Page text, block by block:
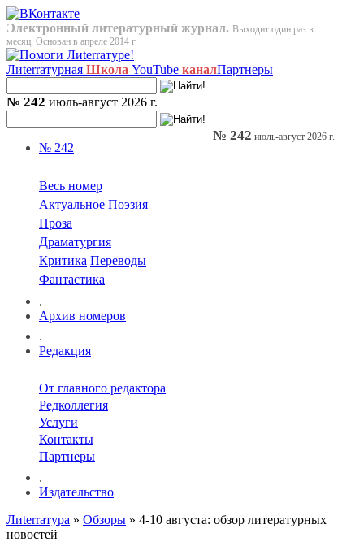
Электронный литературный журнал. Выходит один раз в
месяц. Основан в апреле 2014 г.
Лиterraтурная Школа YouTube каналПартнеры
№ 242 июль-август 2026 г.
№ 242
Весь номер
Актуальное Поэзия
Проза
Драматургия
Критика Переводы
Фантастика
.
Архив номеров
.
Редакция
От главного редактора
Редколлегия
Услуги
Контакты
Партнеры
.
Издательство
№ 242 июль-август 2026 г.
Лиterraтура » Обзоры » 4-10 августа: обзор литературных
новостей